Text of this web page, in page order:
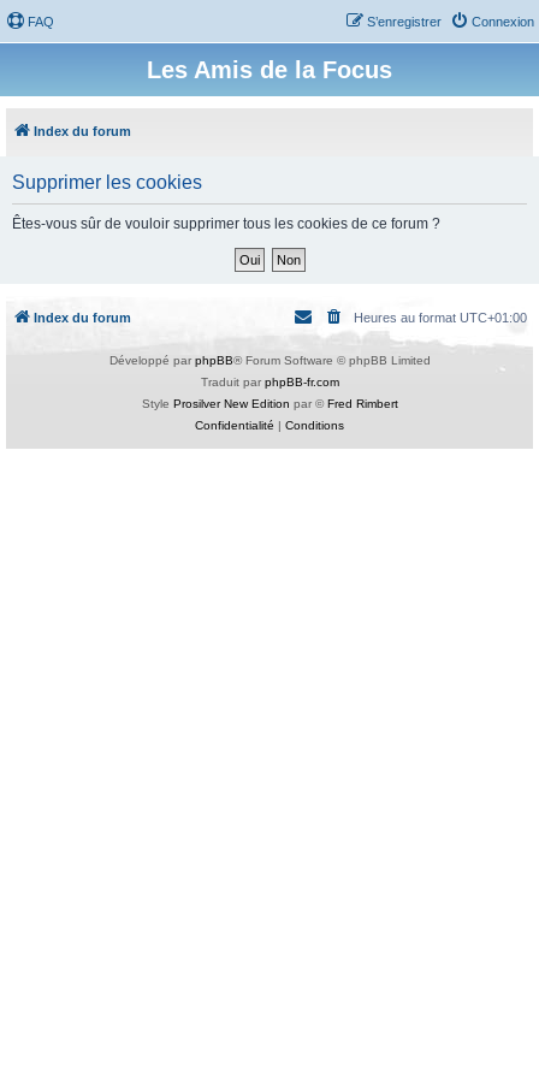
FAQ Connexion
S’enregistrer
Les Amis de la Focus
Index du forum
Supprimer les cookies
Êtes-vous sûr de vouloir supprimer tous les cookies de ce forum ?
Index du forum Heures au format UTC+01:00
Développé par phpBB® Forum Software © phpBB Limited
Traduit par phpBB-fr.com
Style Prosilver New Edition par ©Fred Rimbert
Confidentialité | Conditions